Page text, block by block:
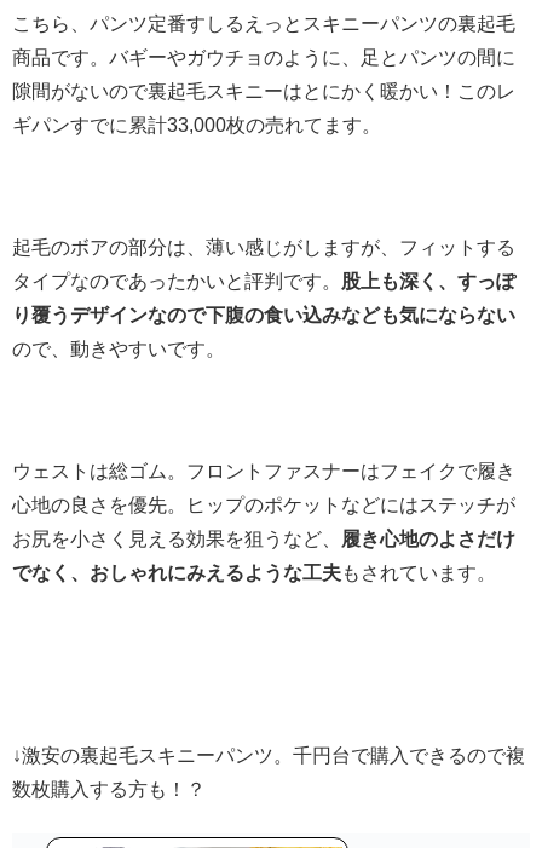
こちら、パンツ定番すしるえっとスキニーパンツの裏起毛
商品です。バギーやガウチョのように、足とパンツの間に
隙間がないので裏起毛スキニーはとにかく暖かい！このレ
ギパンすでに累計33,000枚の売れてます。
起毛のボアの部分は、薄い感じがしますが、フィットする
タイプなのであったかいと評判です。 股上も深く、すっぽ
り覆うデザインなので下腹の食い込みなども気にならない
ので、動きやすいです。
ウェストは総ゴム。フロントファスナーはフェイクで履き
心地の良さを優先。ヒップのポケットなどにはステッチが
お尻を小さく見える効果を狙うなど、
履き心地のよさだけ
でなく、おしゃれにみえるような工夫もされています。
↓激安の裏起毛スキニーパンツ。千円台で購入できるので複
数枚購入する方も！？